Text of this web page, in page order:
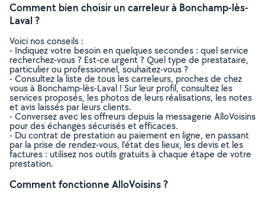
Comment bien choisir un carreleur à Bonchamp-lès-
Laval ?
Voici nos conseils :
- Indiquez votre besoin en quelques secondes : quel service
recherchez-vous ? Est-ce urgent ? Quel type de prestataire,
particulier ou professionnel, souhaitez-vous ?
- Consultez la liste de tous les carreleurs, proches de chez
vous à Bonchamp-lès-Laval ! Sur leur profil, consultez les
services proposés, les photos de leurs réalisations, les notes
et avis laissés par leurs clients.
- Conversez avec les offreurs depuis la messagerie AlloVoisins
pour des échanges sécurisés et efficaces.
- Du contrat de prestation au paiement en ligne, en passant
par la prise de rendez-vous, l’état des lieux, les devis et les
factures : utilisez nos outils gratuits à chaque étape de votre
prestation.
Comment fonctionne AlloVoisins ?